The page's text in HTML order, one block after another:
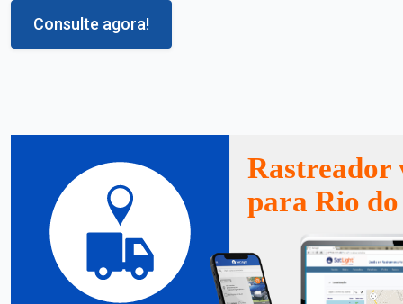
Consulte agora!
Rastreador
para Rio